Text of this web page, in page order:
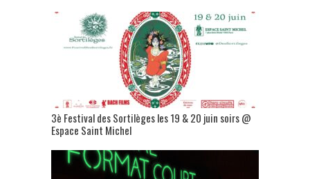
3è Festival des Sortilèges les 19 & 20 juin soirs @
Espace Saint Michel